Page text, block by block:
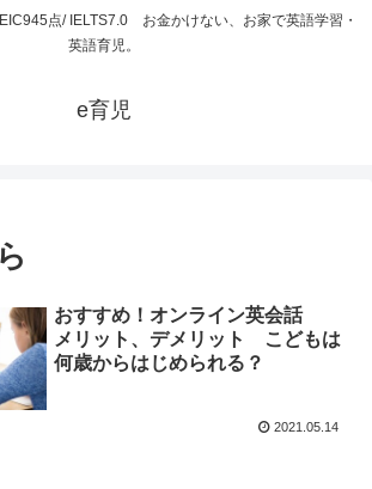
点/ IELTS7.0 お金かけない、お家で英語学習・
英語育児。
e育児
おすすめ！オンライン英会話
メリット、デメリット こどもは
何歳からはじめられる？
2021.05.14